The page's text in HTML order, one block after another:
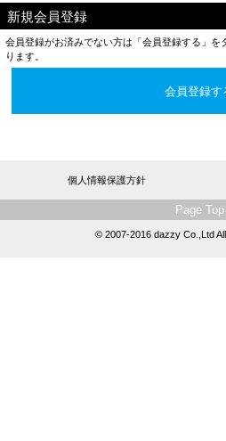
新規会員登録
会員登録がお済みでない方は「会員登録する」を
ります。
会員登録す
個人情報保護方針
Page Top
© 2007-2016 dazzy Co.,Ltd